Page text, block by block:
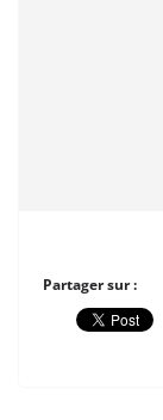
Partager sur :